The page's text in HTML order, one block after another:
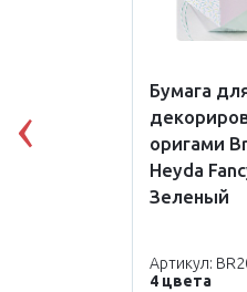
Бумага
оригами
Heyda
Зеленый
Артикул:
4 цвета